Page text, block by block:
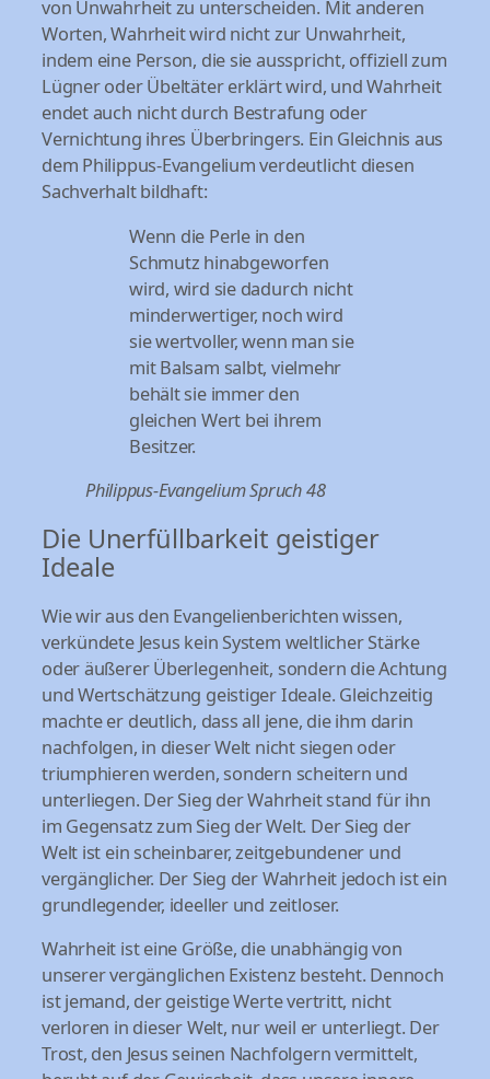
von Unwahrheit zu unterscheiden. Mit anderen
Worten, Wahrheit wird nicht zur Unwahrheit,
indem eine Person, die sie ausspricht, offiziell zum
Lügner oder Übeltäter erklärt wird, und Wahrheit
endet auch nicht durch Bestrafung oder
Vernichtung ihres Überbringers. Ein Gleichnis aus
dem Philippus-Evangelium verdeutlicht diesen
Sachverhalt bildhaft:
Wenn die Perle in den
Schmutz hinabgeworfen
wird, wird sie dadurch nicht
minderwertiger, noch wird
sie wertvoller, wenn man sie
mit Balsam salbt, vielmehr
behält sie immer den
gleichen Wert bei ihrem
Besitzer.
Philippus-Evangelium Spruch 48
Die Unerfüllbarkeit geistiger
Ideale
Wie wir aus den Evangelienberichten wissen,
verkündete Jesus kein System weltlicher Stärke
oder äußerer Überlegenheit, sondern die Achtung
und Wertschätzung geistiger Ideale. Gleichzeitig
machte er deutlich, dass all jene, die ihm darin
nachfolgen, in dieser Welt nicht siegen oder
triumphieren werden, sondern scheitern und
unterliegen. Der Sieg der Wahrheit stand für ihn
im Gegensatz zum Sieg der Welt. Der Sieg der
Welt ist ein scheinbarer, zeitgebundener und
vergänglicher. Der Sieg der Wahrheit jedoch ist ein
grundlegender, ideeller und zeitloser.
Wahrheit ist eine Größe, die unabhängig von
unserer vergänglichen Existenz besteht. Dennoch
ist jemand, der geistige Werte vertritt, nicht
verloren in dieser Welt, nur weil er unterliegt. Der
Trost, den Jesus seinen Nachfolgern vermittelt,